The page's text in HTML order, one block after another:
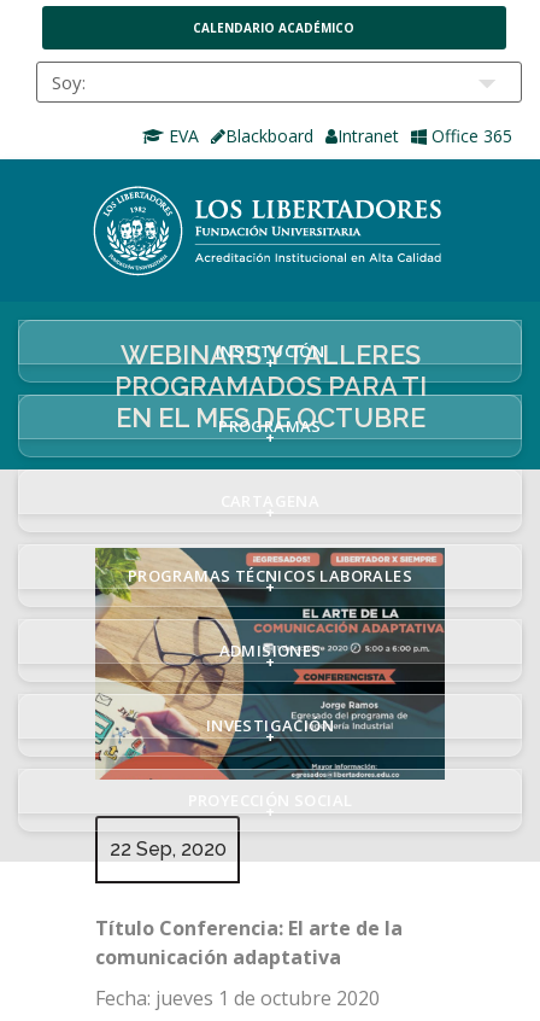
CALENDARIO ACADÉMICO
EVA Blackboard Intranet Office 365
INSTITUCIÓN
+
PROGRAMAS
+
+
PROGRAMAS TÉCNICOS LABORALES
+
ADMISIONES
+
INVESTIGACIÓN
+
+
WEBINARS Y TALLERES
PROGRAMADOS PARA TI
EN EL MES DE OCTUBRE
22 Sep, 2020
Título Conferencia: El arte de la
comunicación adaptativa
Fecha: jueves 1 de octubre 2020